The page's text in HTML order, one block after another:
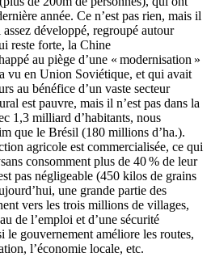
année. Ce n’est pas rien, mais il
développé, regroupé autour
reste forte, la Chine
au piège d’une « modernisation »
vu en Union Soviétique, et qui avait
au bénéfice d’un vaste secteur
est pauvre, mais il n’est pas dans la
1,3 milliard d’habitants, nous
que le Brésil (180 millions d’ha.).
agricole est commercialisée, ce qui
consomment plus de 40 % de leur
pas négligeable (450 kilos de grains
une grande partie des
vers les trois millions de villages,
de l’emploi et d’une sécurité
le gouvernement améliore les routes,
l’économie locale, etc.